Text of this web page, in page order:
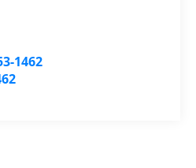
1462